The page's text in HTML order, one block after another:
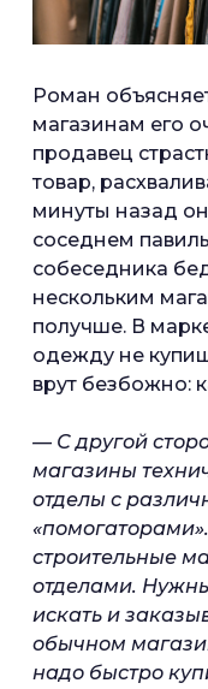
Роман
магазинам его
продавец
товар,
минуты назад
соседнем
собеседника
нескольким
получше. В
одежду не
врут безбожно:
— С другой
магазины
отделы с
строительные
отделами.
искать и
обычном
надо быстро